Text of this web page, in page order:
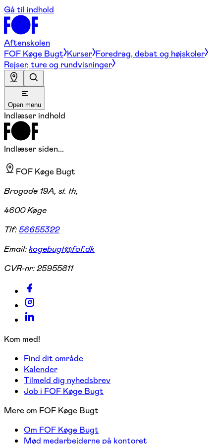
Gå til indhold
Aftenskolen
FOF Køge Bugt Kurser Foredrag, debat og højskoler
Rejser, ture og rundvisninger
Open menu
Indlæser indhold
Indlæser siden...
FOF Køge Bugt
Brogade 19A, st. th,
4600 Køge
Tlf:56655322
Email:kogebugt@fof.dk
CVR-nr:25955811
Kom med!
Find dit område
Kalender
Tilmeld dig nyhedsbrev
Job i FOF Køge Bugt
Mere om FOF Køge Bugt
Om FOF Køge Bugt
Mød medarbejderne på kontoret